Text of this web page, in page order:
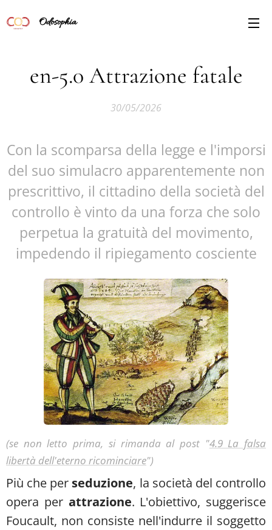
Odosophia
en-5.0 Attrazione fatale
30/05/2026
Con la scomparsa della legge e l'imporsi
del suo simulacro apparentemente non
prescrittivo, il cittadino della società del
controllo è vinto da una forza che solo
perpetua la gratuità del movimento,
impedendo il ripiegamento cosciente
(se non letto prima, si rimanda al post "4.9 La falsa
libertà dell'eterno ricominciare")
Più che per seduzione, la società del controllo
opera per attrazione. L'obiettivo, suggerisce
Foucault, non consiste nell'indurre il soggetto